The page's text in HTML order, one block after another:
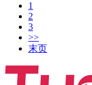
1
2
3
>>
末页